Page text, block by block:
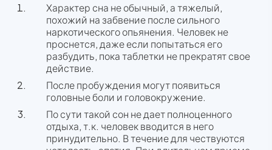
Характер сна не обычный, а тяжелый,
похожий на забвение после сильного
наркотического опьянения. Человек не
проснется, даже если попытаться его
разбудить, пока таблетки не прекратят свое
действие.
После пробуждения могут появиться
головные боли и головокружение.
По сути такой сон не дает полноценного
отдыха, т.к. человек вводится в него
принудительно. В течение для чествуются